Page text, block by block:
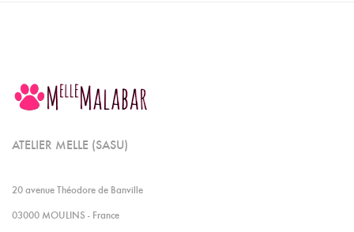
ATELIER MELLE (SASU)
20 avenue Théodore de Banville
03000 MOULINS - France